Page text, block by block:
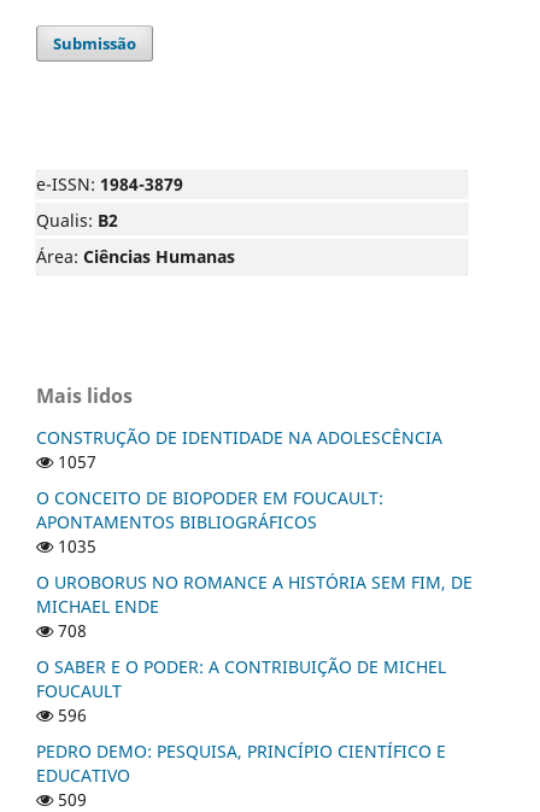
Submissão
e-ISSN: 1984-3879
Qualis: B2
Área: Ciências Humanas
Mais lidos
CONSTRUÇÃO DE IDENTIDADE NA ADOLESCÊNCIA
1057
O CONCEITO DE BIOPODER EM FOUCAULT:
APONTAMENTOS BIBLIOGRÁFICOS
1035
O UROBORUS NO ROMANCE A HISTÓRIA SEM FIM, DE
MICHAEL ENDE
708
O SABER E O PODER: A CONTRIBUIÇÃO DE MICHEL
FOUCAULT
596
PEDRO DEMO: PESQUISA, PRINCÍPIO CIENTÍFICO E
EDUCATIVO
509